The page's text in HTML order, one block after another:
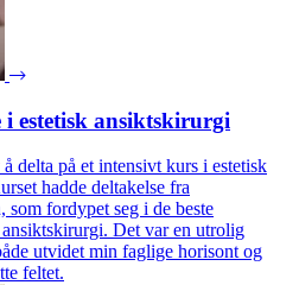
estetisk ansiktskirurgi
delta på et intensivt kurs i estetisk
hadde deltakelse fra
fordypet seg i de beste
Det var en utrolig
utvidet min faglige horisont og
feltet.